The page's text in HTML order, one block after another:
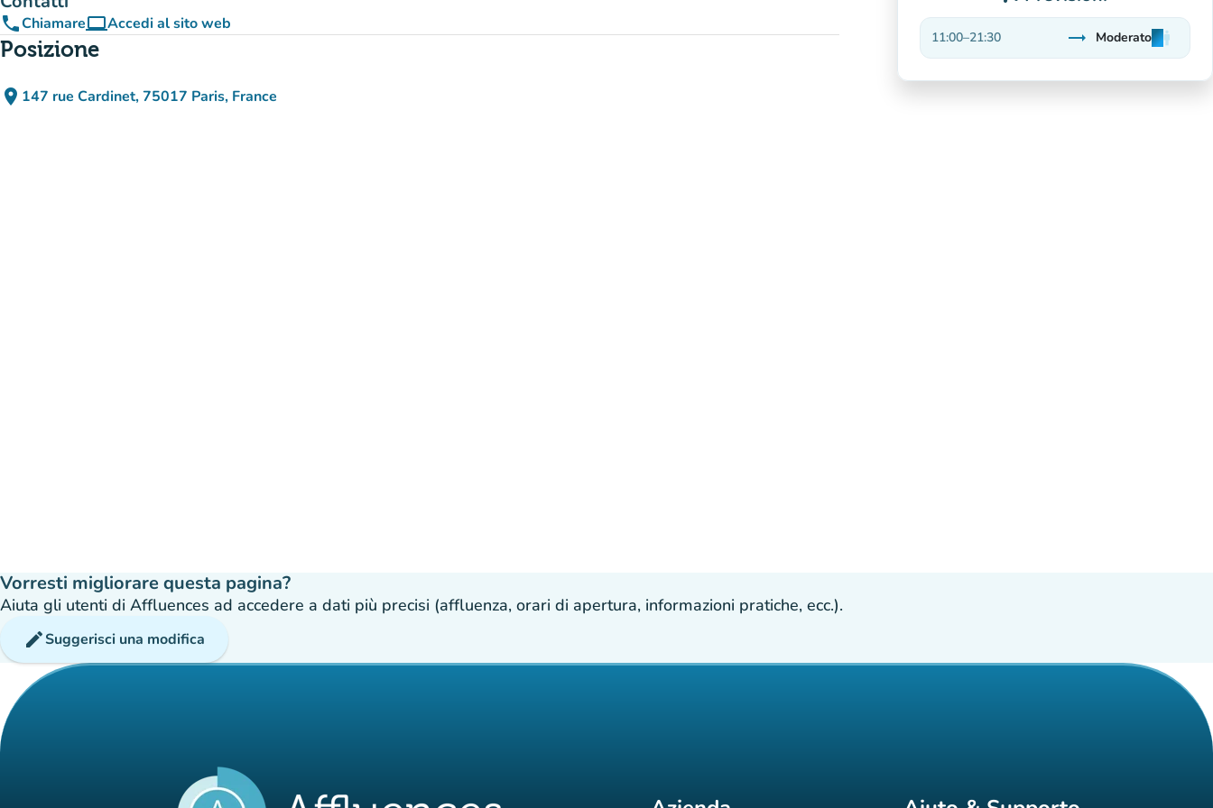
phoneChiamarecomputerAccedi al sito web
(nuova scheda)
Posizione
place 147 rue Cardinet, 75017 Paris, France
(apri in Google Maps)
(nuova scheda)
11:00–21:30 trending_flat
Stabile
Moderatoman
man
man
Vorresti migliorare questa pagina?
Aiuta gli utenti di Affluences ad accedere a dati più precisi (affluenza, orari di apertura, informazioni pratiche, ecc.).
editSuggerisci una modifica